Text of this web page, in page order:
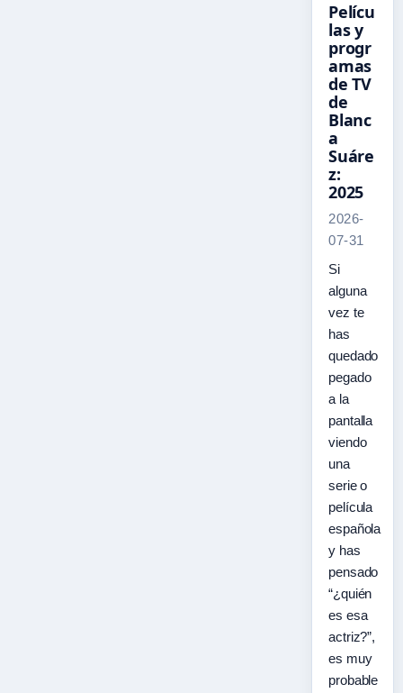
Pelícu
las y
progr
amas
de TV
de
Blanc
a
Suáre
z:
2025
2026-
07-31
Si
alguna
vez te
has
quedado
pegado
a la
pantalla
viendo
una
serie o
película
española
y has
pensado
“¿quién
es esa
actriz?”,
es muy
probable